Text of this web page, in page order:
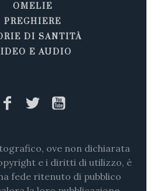
OMELIE
PREGHIERE
DI SANTITÀ
E AUDIO
ove non dichiarata
e i diritti di utilizzo, è
fede ritenuto di pubblico